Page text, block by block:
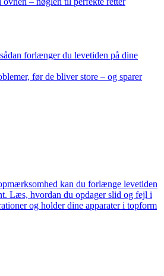
forlænger du levetiden på dine
før de bliver store – og sparer
kan du forlænge levetiden
Læs, hvordan du opdager slid og fejl i
og holder dine apparater i topform